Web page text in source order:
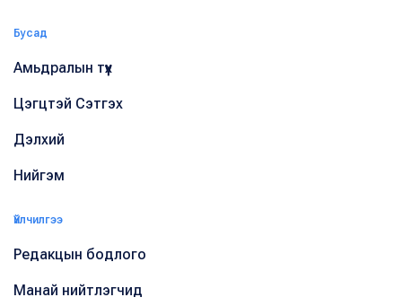
Бусад
Амьдралын түүх
Цэгцтэй Сэтгэх
Дэлхий
Нийгэм
Үйлчилгээ
Редакцын бодлого
Манай нийтлэгчид